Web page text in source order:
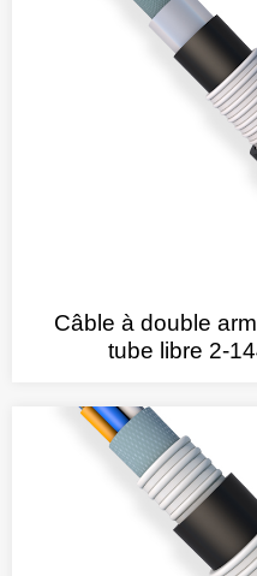
Câble à double
tube libre 2-